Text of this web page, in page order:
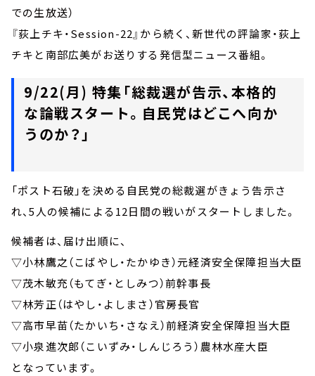
での生放送）
『荻上チキ・Session-22』から続く、新世代の評論家・荻上
チキと南部広美がお送りする発信型ニュース番組。
9/22(月) 特集「総裁選が告示、本格的
な論戦スタート。自民党はどこへ向か
うのか？」
「ポスト石破」を決める自民党の総裁選がきょう告示さ
れ、5人の候補による12日間の戦いがスタートしました。
候補者は、届け出順に、
▽小林鷹之（こばやし・たかゆき）元経済安全保障担当大臣
▽茂木敏充（もてぎ・としみつ）前幹事長
▽林芳正（はやし・よしまさ）官房長官
▽高市早苗（たかいち・さなえ）前経済安全保障担当大臣
▽小泉進次郎（こいずみ・しんじろう）農林水産大臣
となっています。